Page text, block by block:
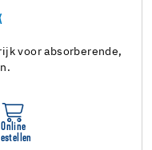
voor absorberende,
Online